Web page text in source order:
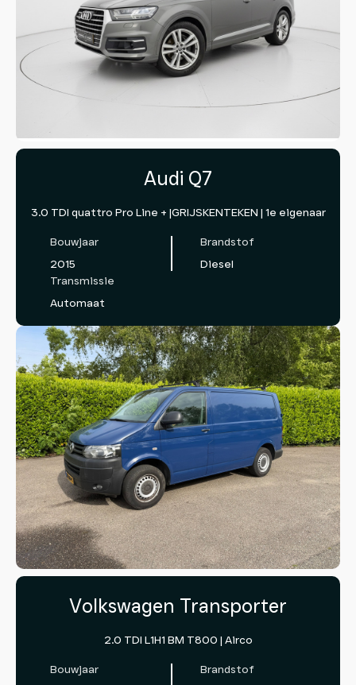
Audi Q7
3.0 TDI quattro Pro Line + |GRIJSKENTEKEN | 1e eigenaar
Bouwjaar
2015
Brandstof
Diesel
Transmissie
Automaat
Volkswagen Transporter
2.0 TDI L1H1 BM T800 | Airco
Bouwjaar
Brandstof